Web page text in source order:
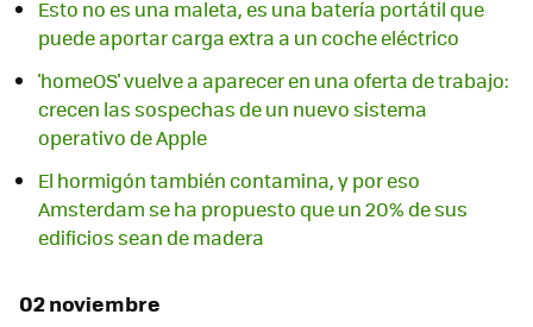
Esto no es una maleta, es una batería portátil que
puede aportar carga extra a un coche eléctrico
'homeOS' vuelve a aparecer en una oferta de trabajo:
crecen las sospechas de un nuevo sistema
operativo de Apple
El hormigón también contamina, y por eso
Amsterdam se ha propuesto que un 20% de sus
edificios sean de madera
02 noviembre